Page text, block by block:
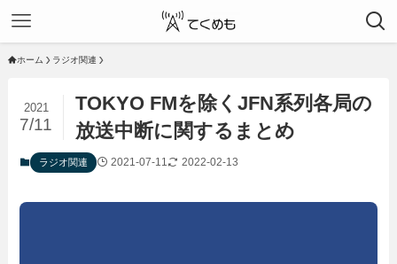
ホーム ラジオ関連
TOKYO FMを除くJFN系列各局の
放送中断に関するまとめ
2021
7/11
ラジオ関連 2021-07-11 2022-02-13